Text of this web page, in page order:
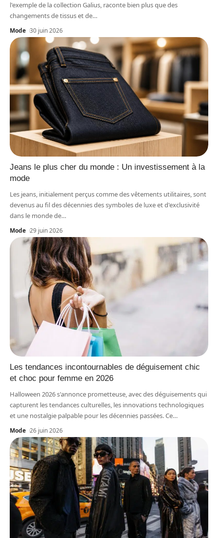
l'exemple de la collection Galius, raconte bien plus que des
changements de tissus et de…
Mode 30 juin 2026
Jeans le plus cher du monde : Un investissement à la
mode
Les jeans, initialement perçus comme des vêtements utilitaires, sont
devenus au fil des décennies des symboles de luxe et d'exclusivité
dans le monde de…
Mode 29 juin 2026
Les tendances incontournables de déguisement chic
et choc pour femme en 2026
Halloween 2026 s'annonce prometteuse, avec des déguisements qui
capturent les tendances culturelles, les innovations technologiques
et une nostalgie palpable pour les décennies passées. Ce…
Mode 26 juin 2026